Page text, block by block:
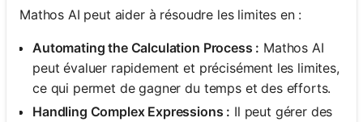
Mathos AI peut aider à résoudre les limites en :
Automating the Calculation Process : Mathos AI
peut évaluer rapidement et précisément les limites,
ce qui permet de gagner du temps et des efforts.
Handling Complex Expressions : Il peut gérer des